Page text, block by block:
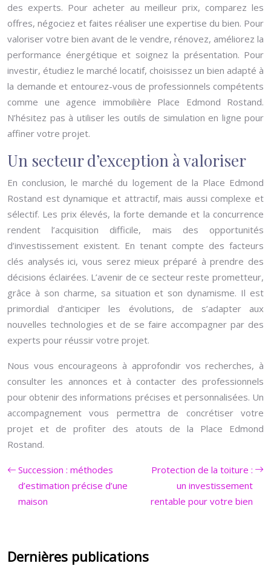
des experts. Pour acheter au meilleur prix, comparez les
offres, négociez et faites réaliser une expertise du bien. Pour
valoriser votre bien avant de le vendre, rénovez, améliorez la
performance énergétique et soignez la présentation. Pour
investir, étudiez le marché locatif, choisissez un bien adapté à
la demande et entourez-vous de professionnels compétents
comme une agence immobilière Place Edmond Rostand.
N’hésitez pas à utiliser les outils de simulation en ligne pour
affiner votre projet.
Un secteur d’exception à valoriser
En conclusion, le marché du logement de la Place Edmond
Rostand est dynamique et attractif, mais aussi complexe et
sélectif. Les prix élevés, la forte demande et la concurrence
rendent l’acquisition difficile, mais des opportunités
d’investissement existent. En tenant compte des facteurs
clés analysés ici, vous serez mieux préparé à prendre des
décisions éclairées. L’avenir de ce secteur reste prometteur,
grâce à son charme, sa situation et son dynamisme. Il est
primordial d’anticiper les évolutions, de s’adapter aux
nouvelles technologies et de se faire accompagner par des
experts pour réussir votre projet.
Nous vous encourageons à approfondir vos recherches, à
consulter les annonces et à contacter des professionnels
pour obtenir des informations précises et personnalisées. Un
accompagnement vous permettra de concrétiser votre
projet et de profiter des atouts de la Place Edmond
Rostand.
Succession : méthodes
d’estimation précise d’une
maison
Protection de la toiture :
un investissement
rentable pour votre bien
Dernières publications